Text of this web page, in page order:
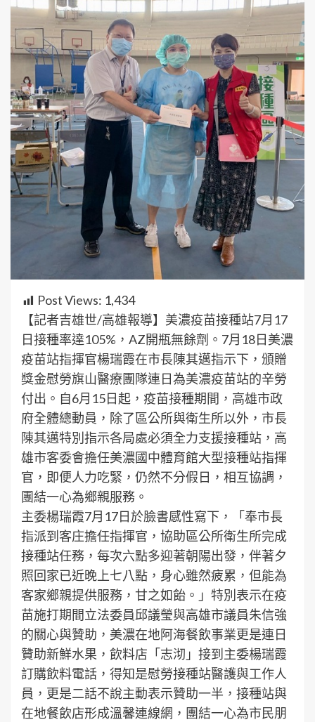
Post Views: 1,434
【記者吉雄世/高雄報導】美濃疫苗接種站7月17
日接種率達105%，AZ開瓶無餘劑。7月18日美濃
疫苗站指揮官楊瑞霞在市長陳其邁指示下，頒贈
獎金慰勞旗山醫療團隊連日為美濃疫苗站的辛勞
付出。自6月15日起，疫苗接種期間，高雄市政
府全體總動員，除了區公所與衛生所以外，市長
陳其邁特別指示各局處必須全力支援接種站，高
雄市客委會擔任美濃國中體育館大型接種站指揮
官，即便人力吃緊，仍然不分假日，相互協調，
團結一心為鄉親服務。
主委楊瑞霞7月17日於臉書感性寫下，「奉市長
指派到客庄擔任指揮官，協助區公所衛生所完成
接種站任務，每次六點多迎著朝陽出發，伴著夕
照回家已近晚上七八點，身心雖然疲累，但能為
客家鄉親提供服務，甘之如飴。」特別表示在疫
苗施打期間立法委員邱議瑩與高雄市議員朱信強
的關心與贊助，美濃在地阿海餐飲事業更是連日
贊助新鮮水果，飲料店「志沏」接到主委楊瑞霞
訂購飲料電話，得知是慰勞接種站醫護與工作人
員，更是二話不說主動表示贊助一半，接種站與
在地餐飲店形成溫馨連線網，團結一心為市民朋